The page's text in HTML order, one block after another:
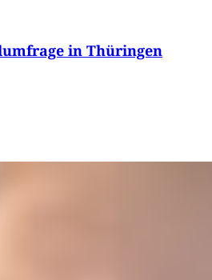
in Thüringen